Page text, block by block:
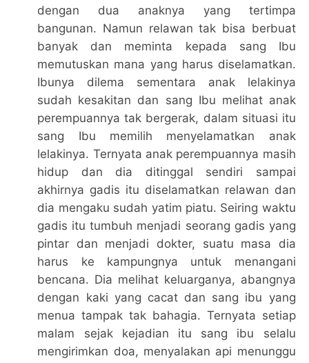
dengan dua anaknya yang tertimpa
bangunan. Namun relawan tak bisa berbuat
banyak dan meminta kepada sang Ibu
memutuskan mana yang harus diselamatkan.
Ibunya dilema sementara anak lelakinya
sudah kesakitan dan sang Ibu melihat anak
perempuannya tak bergerak, dalam situasi itu
sang Ibu memilih menyelamatkan anak
lelakinya. Ternyata anak perempuannya masih
hidup dan dia ditinggal sendiri sampai
akhirnya gadis itu diselamatkan relawan dan
dia mengaku sudah yatim piatu. Seiring waktu
gadis itu tumbuh menjadi seorang gadis yang
pintar dan menjadi dokter, suatu masa dia
harus ke kampungnya untuk menangani
bencana. Dia melihat keluarganya, abangnya
dengan kaki yang cacat dan sang ibu yang
menua tampak tak bahagia. Ternyata setiap
malam sejak kejadian itu sang ibu selalu
mengirimkan doa, menyalakan api menunggu